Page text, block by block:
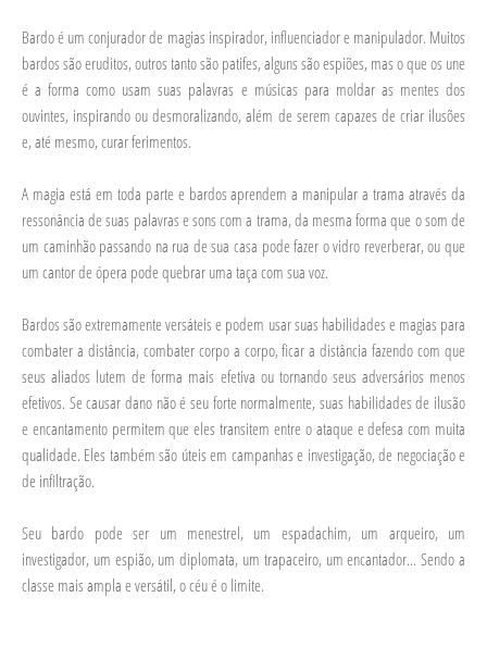
Bardo é um conjurador de magias inspirador, influenciador e manipulador. Muitos
bardos são eruditos, outros tanto são patifes, alguns são espiões, mas o que os une
é a forma como usam suas palavras e músicas para moldar as mentes dos
ouvintes, inspirando ou desmoralizando, além de serem capazes de criar ilusões
e, até mesmo, curar ferimentos.
A magia está em toda parte e bardos aprendem a manipular a trama através da
ressonância de suas palavras e sons com a trama, da mesma forma que o som de
um caminhão passando na rua de sua casa pode fazer o vidro reverberar, ou que
um cantor de ópera pode quebrar uma taça com sua voz.
Bardos são extremamente versáteis e podem usar suas habilidades e magias para
combater a distância, combater corpo a corpo, ficar a distância fazendo com que
seus aliados lutem de forma mais efetiva ou tornando seus adversários menos
efetivos. Se causar dano não é seu forte normalmente, suas habilidades de ilusão
e encantamento permitem que eles transitem entre o ataque e defesa com muita
qualidade. Eles também são úteis em campanhas e investigação, de negociação e
de infiltração.
Seu bardo pode ser um menestrel, um espadachim, um arqueiro, um
investigador, um espião, um diplomata, um trapaceiro, um encantador... Sendo a
classe mais ampla e versátil, o céu é o limite.